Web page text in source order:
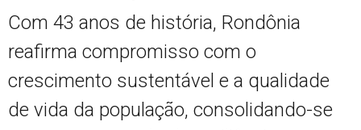
Com 43 anos de história, Rondônia
reafirma compromisso com o
crescimento sustentável e a qualidade
de vida da população, consolidando-se